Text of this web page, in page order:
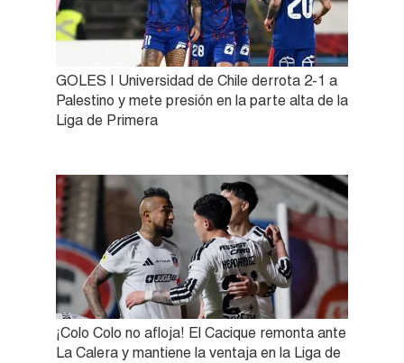
GOLES | Universidad de Chile derrota 2-1 a
Palestino y mete presión en la parte alta de la
Liga de Primera
¡Colo Colo no afloja! El Cacique remonta ante
La Calera y mantiene la ventaja en la Liga de